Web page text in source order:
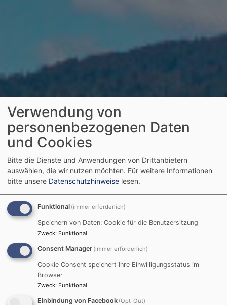
Verwendung von
personenbezogenen Daten
und Cookies
Bitte die Dienste und Anwendungen von Drittanbietern
auswählen, die wir nutzen möchten. Für weitere Informationen
bitte unsere Datenschutzhinweise lesen.
Funktional (immer erforderlich)
Speichern von Daten: Cookie für die Benutzersitzung
Zweck: Funktional
Consent Manager (immer erforderlich)
Cookie Consent speichert Ihre Einwilligungsstatus im
Browser
Zweck: Funktional
Einbindung von Facebook (Opt-Out)